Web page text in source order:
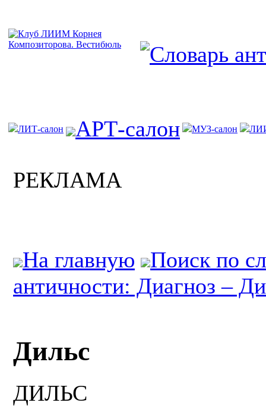
ЛИТ-салон АРТ-салон МУЗ-салон
РЕКЛАМА
На главную
Поиск по
античности: Диагноз –
Дильс
ДИЛЬС